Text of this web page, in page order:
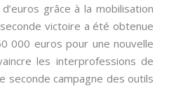
grâce à la mobilisation
victoire a été obtenue
000 euros pour une nouvelle
les interprofessions de
seconde campagne des outils